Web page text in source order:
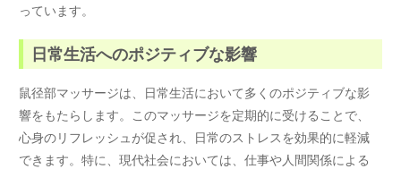
っています。
日常生活へのポジティブな影響
鼠径部マッサージは、日常生活において多くのポジティブな影
響をもたらします。このマッサージを定期的に受けることで、
心身のリフレッシュが促され、日常のストレスを効果的に軽減
できます。特に、現代社会においては、仕事や人間関係による